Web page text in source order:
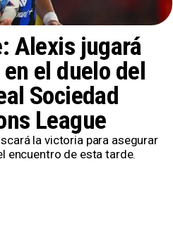
Alexis jugará
el duelo del
Sociedad
League
la victoria para asegurar
encuentro de esta tarde.